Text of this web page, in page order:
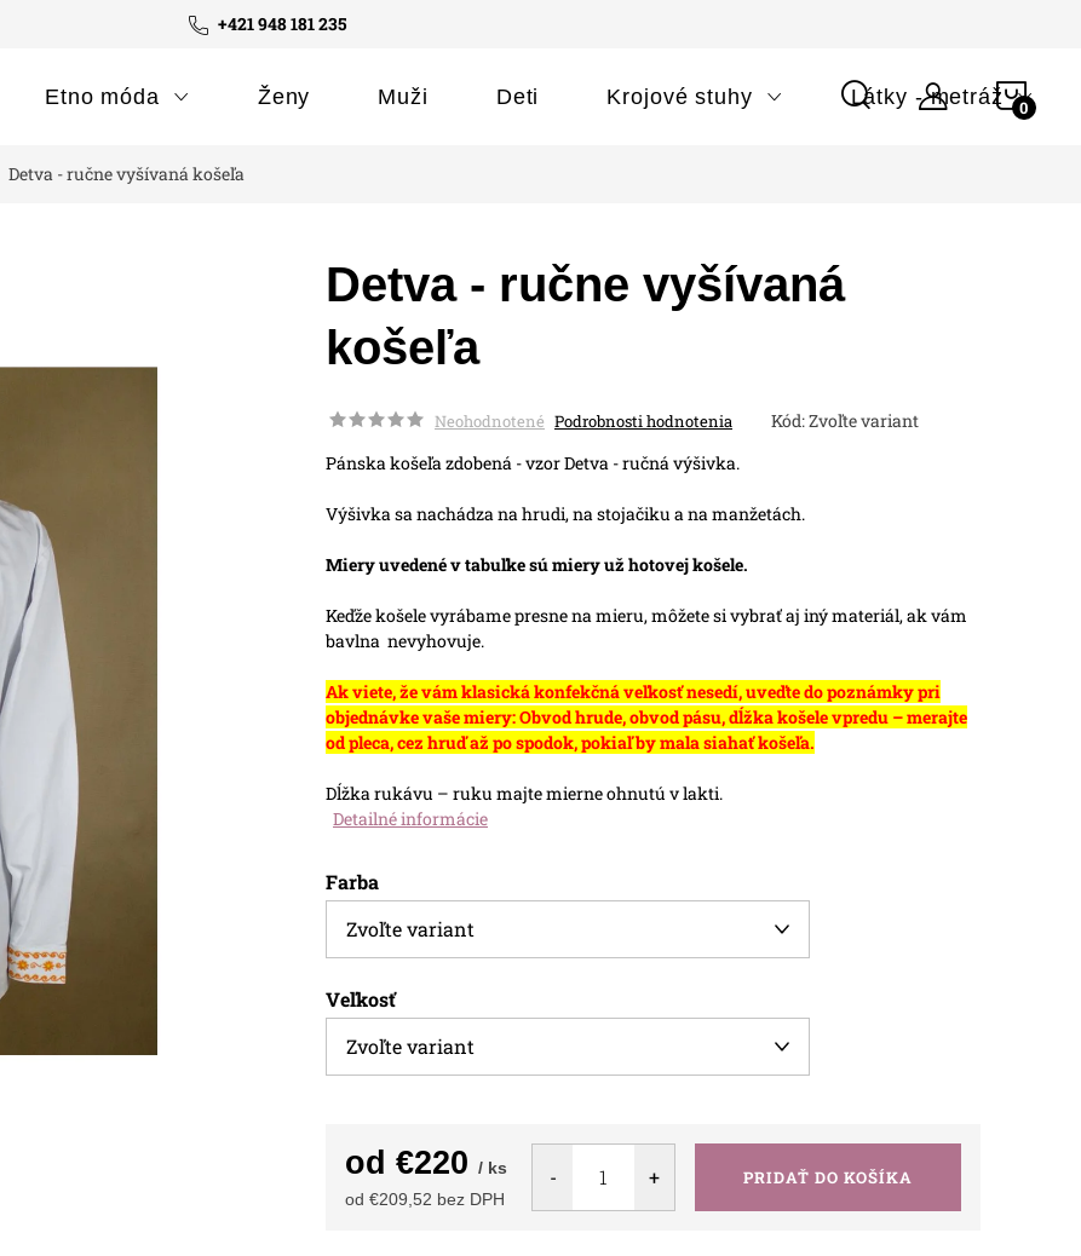
+421 948 181 235
Etno móda Ženy Muži Deti Krojové stuhy Látky - metráž
Detva - ručne vyšívaná košeľa
Detva - ručne vyšívaná
košeľa
Neohodnotené Podrobnosti hodnotenia Kód:Zvoľte variant
Pánska košeľa zdobená - vzor Detva - ručná výšivka.
Výšivka sa nachádza na hrudi, na stojačiku a na manžetách.
Miery uvedené v tabuľke sú miery už hotovej košele.
Keďže košele vyrábame presne na mieru, môžete si vybrať aj iný materiál, ak vám
bavlna nevyhovuje.
Ak viete, že vám klasická konfekčná veľkosť nesedí, uveďte do poznámky pri
objednávke vaše miery: Obvod hrude, obvod pásu, dĺžka košele vpredu – merajte
od pleca, cez hruď až po spodok, pokiaľ by mala siahať košeľa.
Dĺžka rukávu – ruku majte mierne ohnutú v lakti.
Detailné informácie
Farba
Veľkosť
od €220 / ks
od €209,52 bez DPH
PRIDAŤ DO KOŠÍKA